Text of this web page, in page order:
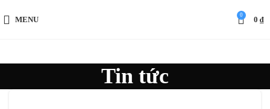
MENU
0
0 ₫
Tin tức